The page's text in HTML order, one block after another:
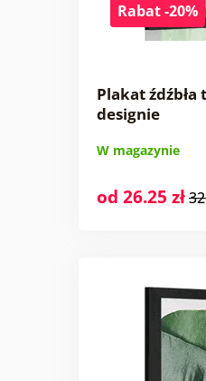
Rabat -20%
Plakat
designie
W magazynie
od 26.25 zł